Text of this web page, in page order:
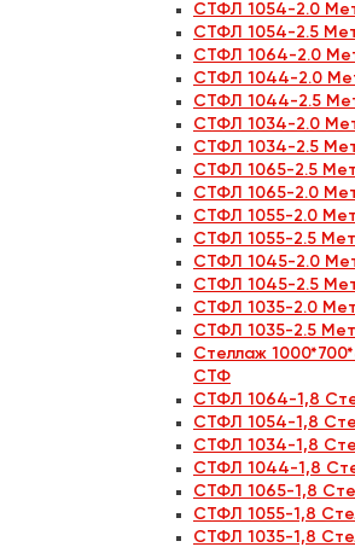
СТФЛ 1054-2.0
СТФЛ 1054-2.5
СТФЛ 1064-2.0
СТФЛ 1044-2.0
СТФЛ 1044-2.5
СТФЛ 1034-2.0
СТФЛ 1034-2.5
СТФЛ 1065-2.5
СТФЛ 1065-2.0
СТФЛ 1055-2.0
СТФЛ 1055-2.5
СТФЛ 1045-2.0
СТФЛ 1045-2.5
СТФЛ 1035-2.0
СТФЛ 1035-2.5
Стеллаж
СТФ
СТФЛ 1064-1,8
СТФЛ 1054-1,8
СТФЛ 1034-1,8
СТФЛ 1044-1,8
СТФЛ 1065-1,8
СТФЛ 1055-1,8
СТФЛ 1035-1,8